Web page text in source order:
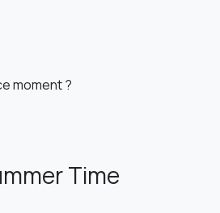
moment ?
Time